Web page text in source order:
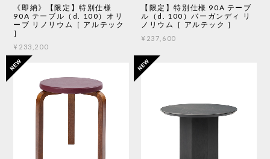
《即納》【限定】特別仕様
90A テーブル（d. 100）オリ
ーブ リノリウム［ アルテック
］
¥233,200
【限定】特別仕様 90A テーブ
ル（d. 100）バーガンディ リ
ノリウム［ アルテック ］
¥237,600